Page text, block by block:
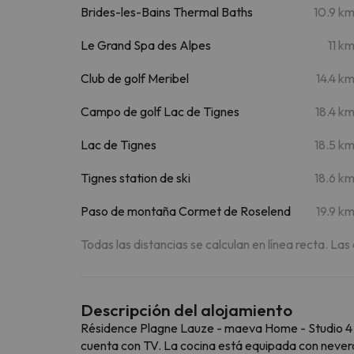
Brides-les-Bains Thermal Baths 10.9 km
Le Grand Spa des Alpes 11 km
Club de golf Meribel 14.4 km
Campo de golf Lac de Tignes 18.4 km
Lac de Tignes 18.5 km
Tignes station de ski 18.6 km
Paso de montaña Cormet de Roselend 19.9 km
Todas las distancias se calculan en línea recta.
Descripción del alojamiento
Résidence Plagne Lauze - maeva Home - Studio
cuenta con TV. La cocina está equipada con